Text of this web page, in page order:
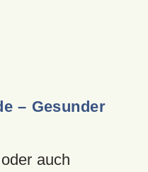
– Gesunder
auch